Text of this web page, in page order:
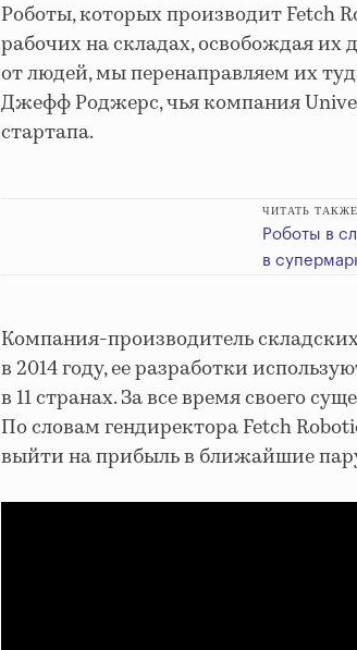
Роботы, которых производит Fetch
рабочих на складах, освобождая их
от людей, мы перенаправляем их
Джефф Роджерс, чья компания
стартапа.
ЧИТАТЬ ТАКЖЕ
Роботы в
в
Компания-производитель
в 2014 году, ее разработки
в 11 странах. За все время своего
По словам гендиректора Fetch
выйти на прибыль в ближайшие